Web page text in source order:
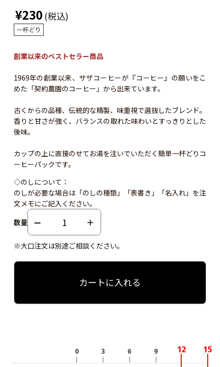
¥230 (税込)
創業以来のベストセラー商品
1969年の創業以来、サザコーヒーが『コーヒー』の願いをこ
めた「契約農園のコーヒー」から出来ています。
古くからの品種、伝統的な精製、味重視で選抜したブレンド。
香りと甘さが強く、バランスの取れた味わいとすっきりとした
後味。
カップの上に直接のせてお湯を注いでいただく簡単一杯どりコ
ーヒーパックです。
◇のしについて：
のしが必要な場合は「のしの種類」「表書き」「名入れ」を注
文メモにご記入ください。
数量
※大口注文は別途ご相談ください。
カートに入れる